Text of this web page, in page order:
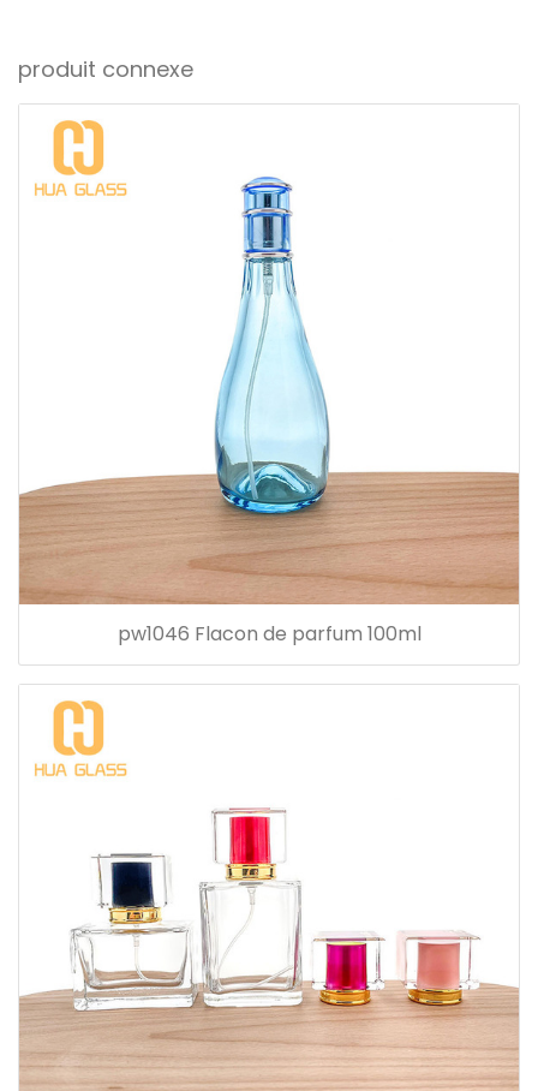
produit connexe
pw1046 Flacon de parfum 100ml